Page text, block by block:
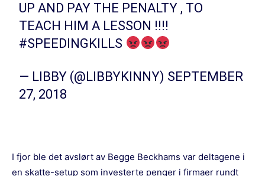
UP AND PAY THE PENALTY , TO
TEACH HIM A LESSON !!!!
#SPEEDINGKILLS
— LIBBY (@LIBBYKINNY) SEPTEMBER
27, 2018
I fjor ble det avslørt av Begge Beckhams var deltagene i
en skatte-setup som investerte penger i firmaer rundt